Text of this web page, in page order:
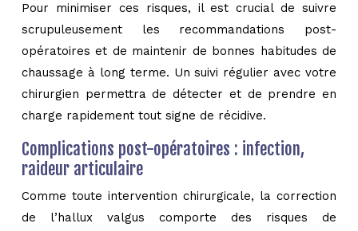
Pour minimiser ces risques, il est crucial de suivre
scrupuleusement les recommandations post-
opératoires et de maintenir de bonnes habitudes de
chaussage à long terme. Un suivi régulier avec votre
chirurgien permettra de détecter et de prendre en
charge rapidement tout signe de récidive.
Complications post-opératoires : infection,
raideur articulaire
Comme toute intervention chirurgicale, la correction
de l’hallux valgus comporte des risques de